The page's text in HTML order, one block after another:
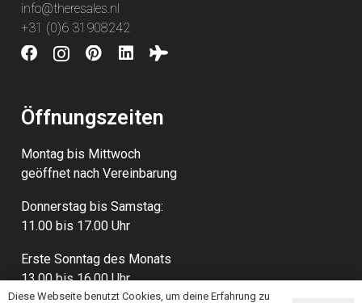
info@theresales.nl
+31 (0)6 31908242
Öffnungszeiten
Montag bis Mittwoch
geöffnet nach Vereinbarung
Donnerstag bis Samstag:
11.00 bis 17.00 Uhr
Erste Sonntag des Monats
13.00 bis 16.00 Uhr
Diese Webseite benutzt Cookies, um deine Erfahrung zu